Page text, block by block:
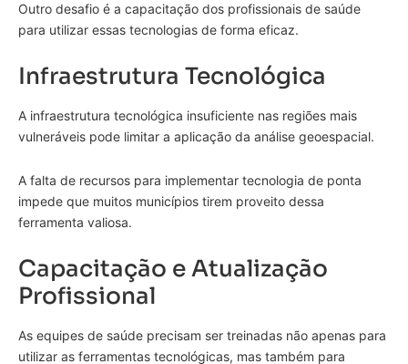
Outro desafio é a capacitação dos profissionais de saúde
para utilizar essas tecnologias de forma eficaz.
Infraestrutura Tecnológica
A infraestrutura tecnológica insuficiente nas regiões mais
vulneráveis pode limitar a aplicação da análise geoespacial.
A falta de recursos para implementar tecnologia de ponta
impede que muitos municípios tirem proveito dessa
ferramenta valiosa.
Capacitação e Atualização
Profissional
As equipes de saúde precisam ser treinadas não apenas para
utilizar as ferramentas tecnológicas, mas também para